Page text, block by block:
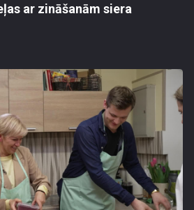
ar zināšanām siera